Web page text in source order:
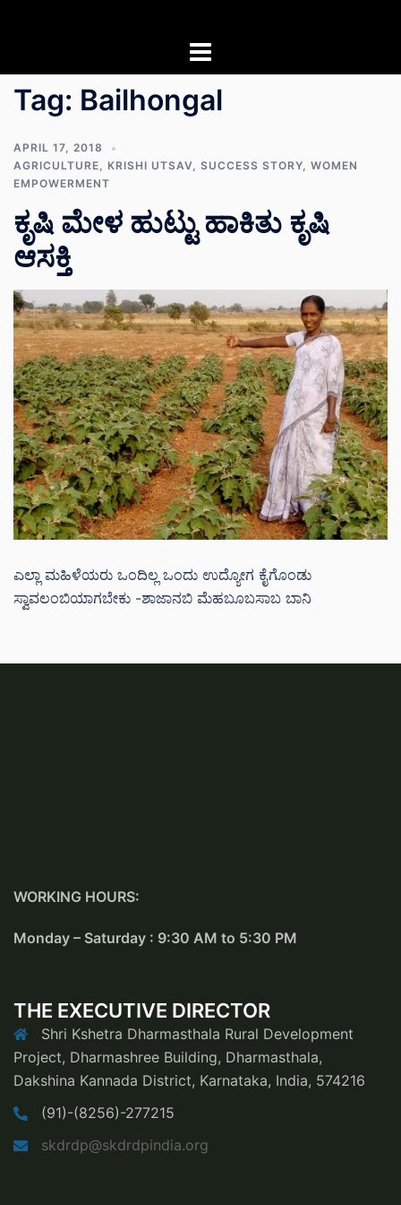
Tag: Bailhongal
APRIL 17, 2018
AGRICULTURE, KRISHI UTSAV, SUCCESS STORY, WOMEN
EMPOWERMENT
ಕೃಷಿ ಮೇಳ ಹುಟ್ಟು ಹಾಕಿತು ಕೃಷಿ
ಆಸಕ್ತಿ
ಎಲ್ಲಾ ಮಹಿಳೆಯರು ಒಂದಿಲ್ಲ ಒಂದು ಉದ್ಯೋಗ ಕೈಗೊಂಡು
ಸ್ವಾವಲಂಬಿಯಾಗಬೇಕು -ಶಾಜಾನಬಿ ಮೆಹಬೂಬಸಾಬ ಬಾನಿ
WORKING HOURS:
Monday – Saturday : 9:30 AM to 5:30 PM
THE EXECUTIVE DIRECTOR
Shri Kshetra Dharmasthala Rural Development
Project, Dharmashree Building, Dharmasthala,
Dakshina Kannada District, Karnataka, India, 574216
(91)-(8256)-277215
skdrdp@skdrdpindia.org